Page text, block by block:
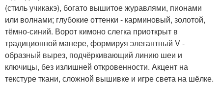
(стиль учикакэ), богато вышитое журавлями, пионами
или волнами; глубокие оттенки - карминовый, золотой,
тёмно-синий. Ворот кимоно слегка приоткрыт в
традиционной манере, формируя элегантный V -
образный вырез, подчёркивающий линию шеи и
ключицы, без излишней откровенности. Акцент на
текстуре ткани, сложной вышивке и игре света на шёлке.